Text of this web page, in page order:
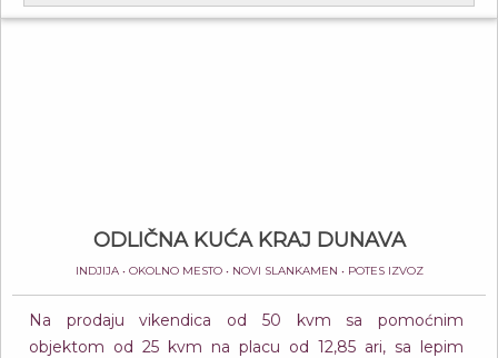
ODLIČNA KUĆA KRAJ DUNAVA
INDJIJA • OKOLNO MESTO • NOVI SLANKAMEN • POTES IZVOZ
Na prodaju vikendica od 50 kvm sa pomoćnim
objektom od 25 kvm na placu od 12,85 ari, sa lepim